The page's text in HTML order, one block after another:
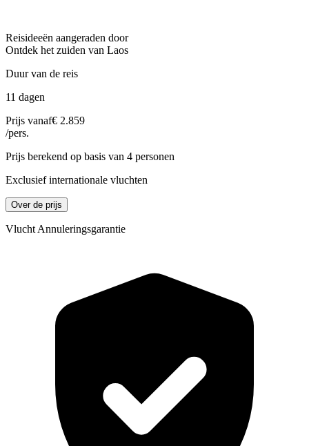
Reisideeën aangeraden door
Ontdek het zuiden van Laos
Duur van de reis
11 dagen
Prijs vanaf€ 2.859
/pers.
Prijs berekend op basis van 4 personen
Exclusief internationale vluchten
Over de prijs
Vlucht Annuleringsgarantie